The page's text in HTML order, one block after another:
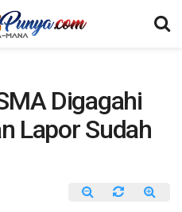
Digagahi
Lapor Sudah